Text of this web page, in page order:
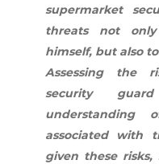
supermarket
threats not
himself, but also
Assessing the
security
understanding
associated with
given these